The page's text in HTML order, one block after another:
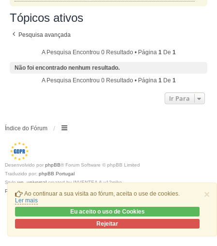
×
Ao continuar a sua visita ao fórum, aceita o use de cookies.
Ler mais
Eu aceito o uso de Cookies
Rejeitar
Tópicos ativos
Pesquisa avançada
A Pesquisa Encontrou 0 Resultado • Página 1De 1
Não foi encontrado nenhum resultado.
A Pesquisa Encontrou 0 Resultado • Página 1De 1
Ir Para
Índice do Fórum
Desenvolvido por phpBB® Forum Software © phpBB Limited
Traduzido por: phpBB Portugal
Stylewe_universalcreated by INVENTEA & v12mike
Privacidade
Termos